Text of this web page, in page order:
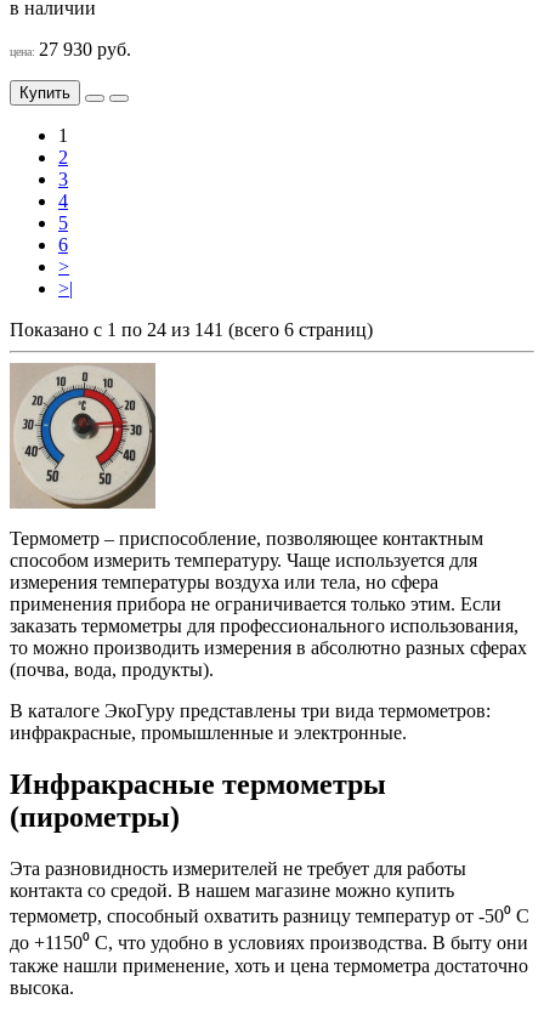
в наличии
цена: 27 930 руб.
Купить
1
2
3
4
5
6
>
>|
Показано с 1 по 24 из 141 (всего 6 страниц)
Термометр – приспособление, позволяющее контактным
способом измерить температуру. Чаще используется для
измерения температуры воздуха или тела, но сфера
применения прибора не ограничивается только этим. Если
заказать термометры для профессионального использования,
то можно производить измерения в абсолютно разных сферах
(почва, вода, продукты).
В каталоге ЭкоГуру представлены три вида термометров:
инфракрасные, промышленные и электронные.
Инфракрасные термометры
(пирометры)
Эта разновидность измерителей не требует для работы
контакта со средой. В нашем магазине можно купить
термометр, способный охватить разницу температур от -50⁰ C
до +1150⁰ С, что удобно в условиях производства. В быту они
также нашли применение, хоть и цена термометра достаточно
высока.